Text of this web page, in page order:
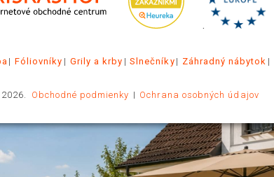
.
Fóliovníky Grily a krby Slnečníky Záhradný nábytok
Obchodné podmienky Ochrana osobných údajov